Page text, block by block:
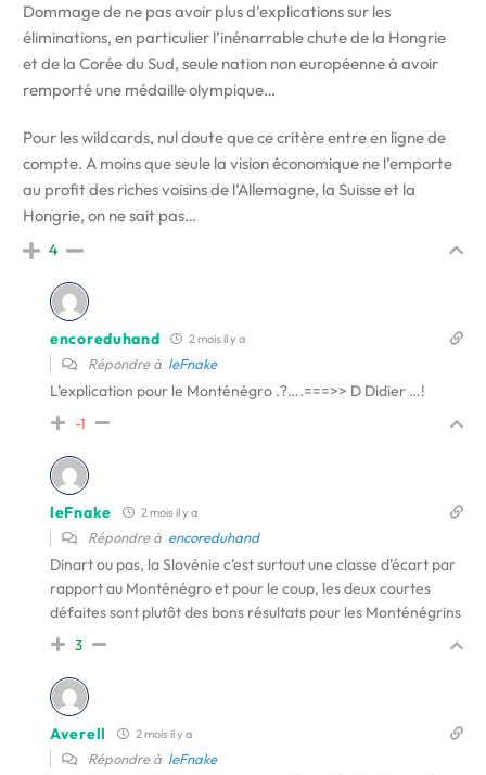
Dommage de ne pas avoir plus d’explications sur les
éliminations, en particulier l’inénarrable chute de la Hongrie
et de la Corée du Sud, seule nation non européenne à avoir
remporté une médaille olympique…
Pour les wildcards, nul doute que ce critère entre en ligne de
compte. A moins que seule la vision économique ne l’emporte
au profit des riches voisins de l’Allemagne, la Suisse et la
Hongrie, on ne sait pas…
4
encoreduhand 2 mois il y a
Répondre à leFnake
L’explication pour le Monténégro .?….===>> D Didier …!
-1
leFnake 2 mois il y a
Répondre à encoreduhand
Dinart ou pas, la Slovénie c’est surtout une classe d’écart par
rapport au Monténégro et pour le coup, les deux courtes
défaites sont plutôt des bons résultats pour les Monténégrins
3
Averell 2 mois il y a
Répondre à leFnake